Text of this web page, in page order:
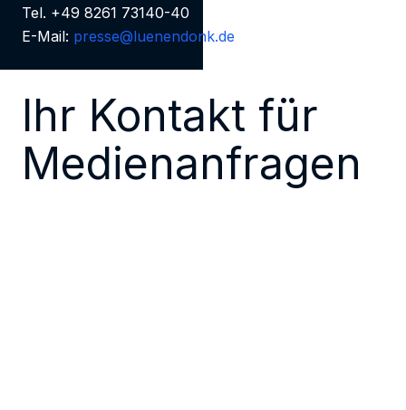
Tel. +49 8261 73140-40
E-Mail: presse@luenendonk.de
Ihr Kontakt für
Medienanfragen